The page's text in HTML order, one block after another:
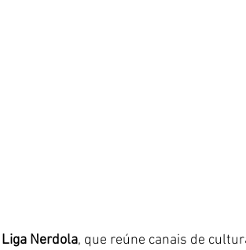
Liga Nerdola, que reúne canais de